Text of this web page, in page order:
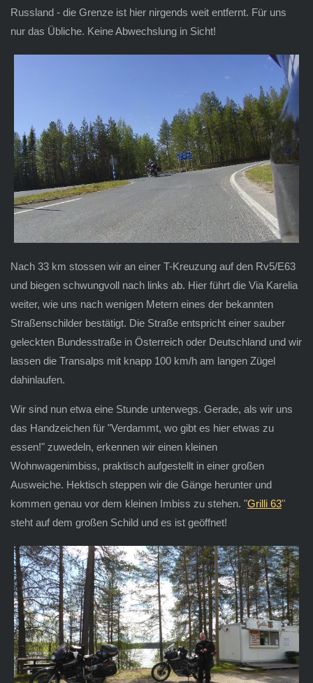
Russland - die Grenze ist hier nirgends weit entfernt. Für uns
nur das Übliche. Keine Abwechslung in Sicht!
Nach 33 km stossen wir an einer T-Kreuzung auf den Rv5/E63
und biegen schwungvoll nach links ab. Hier führt die Via Karelia
weiter, wie uns nach wenigen Metern eines der bekannten
Straßenschilder bestätigt. Die Straße entspricht einer sauber
geleckten Bundesstraße in Österreich oder Deutschland und wir
lassen die Transalps mit knapp 100 km/h am langen Zügel
dahinlaufen.
Wir sind nun etwa eine Stunde unterwegs. Gerade, als wir uns
das Handzeichen für "Verdammt, wo gibt es hier etwas zu
essen!" zuwedeln, erkennen wir einen kleinen
Wohnwagenimbiss, praktisch aufgestellt in einer großen
Ausweiche. Hektisch steppen wir die Gänge herunter und
kommen genau vor dem kleinen Imbiss zu stehen. "Grilli 63"
steht auf dem großen Schild und es ist geöffnet!